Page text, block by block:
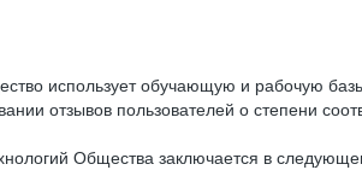
использует обучающую и рабочую
отзывов пользователей о степени
Общества заключается в